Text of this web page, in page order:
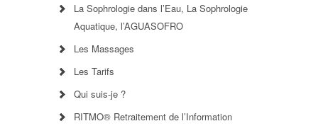
La Sophrologie dans l’Eau, La Sophrologie
Aquatique, l’AGUASOFRO
Les Massages
Les Tarifs
Qui suis-je ?
RITMO® Retraitement de l’Information